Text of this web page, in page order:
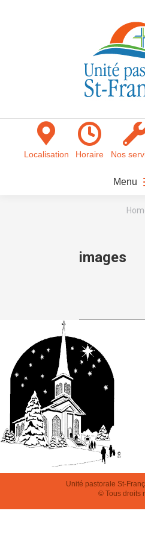
Menu
Localisation Horaire Nos
images
You
Unité pastorale St-
© Tous droits